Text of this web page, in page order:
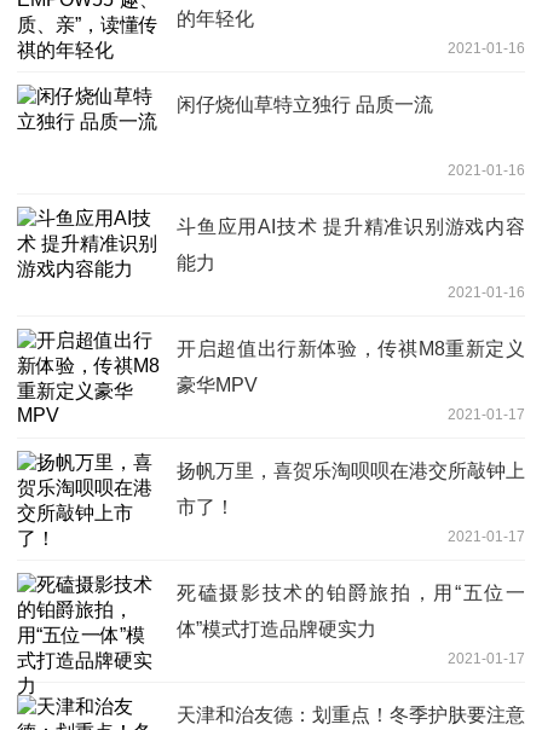
的年轻化
2021-01-16
闲仔烧仙草特立独行 品质一流
2021-01-16
斗鱼应用AI技术 提升精准识别游戏内容
能力
2021-01-16
开启超值出行新体验，传祺M8重新定义
豪华MPV
2021-01-17
扬帆万里，喜贺乐淘呗呗在港交所敲钟上
市了！
2021-01-17
死磕摄影技术的铂爵旅拍，用“五位一
体”模式打造品牌硬实力
2021-01-17
天津和治友德：划重点！冬季护肤要注意